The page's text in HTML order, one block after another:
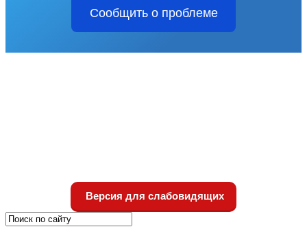
Сообщить о проблеме
Версия для слабовидящих